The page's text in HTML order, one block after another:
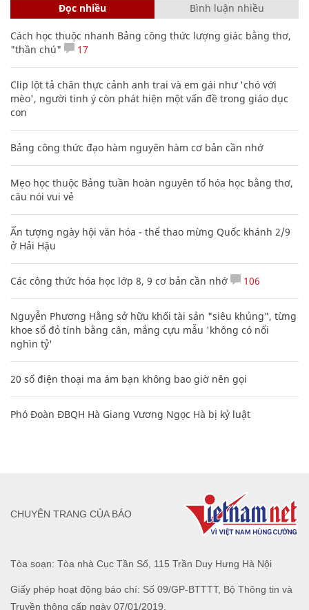
Đọc nhiều Bình luận nhiều
Cách học thuộc nhanh Bảng công thức lượng giác bằng thơ,
"thần chú"
17
Clip lột tả chân thực cảnh anh trai và em gái như 'chó với
mèo', người tinh ý còn phát hiện một vấn đề trong giáo dục
con
Bảng công thức đạo hàm nguyên hàm cơ bản cần nhớ
Mẹo học thuộc Bảng tuần hoàn nguyên tố hóa học bằng thơ,
câu nói vui vẻ
Ấn tượng ngày hội văn hóa - thể thao mừng Quốc khánh 2/9
ở Hải Hậu
Các công thức hóa học lớp 8, 9 cơ bản cần nhớ 106
Nguyễn Phương Hằng sở hữu khối tài sản "siêu khủng", từng
khoe sổ đỏ tính bằng cân, mắng cựu mẫu 'không có nổi
nghìn tỷ'
20 số điện thoại ma ám bạn không bao giờ nên gọi
Phó Đoàn ĐBQH Hà Giang Vương Ngọc Hà bị kỷ luật
Tòa soạn: Tòa nhà Cục Tần Số, 115 Trần Duy Hưng Hà Nội
Giấy phép hoạt động báo chí: Số 09/GP-BTTTT, Bộ Thông tin và
Truyền thông cấp ngày 07/01/2019.
CHUYÊN TRANG CỦA BÁO